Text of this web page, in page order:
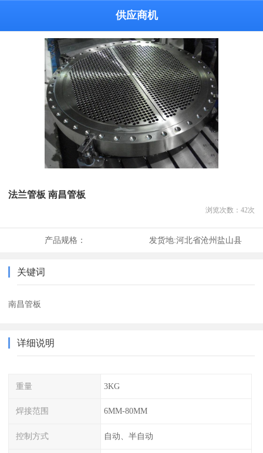
供应商机
法兰管板 南昌管板
浏览次数： 42次
产品规格： 发货地:河北省沧州盐山县
关键词
南昌管板
详细说明
重量 3KG
焊接范围 6MM-80MM
控制方式 自动、半自动